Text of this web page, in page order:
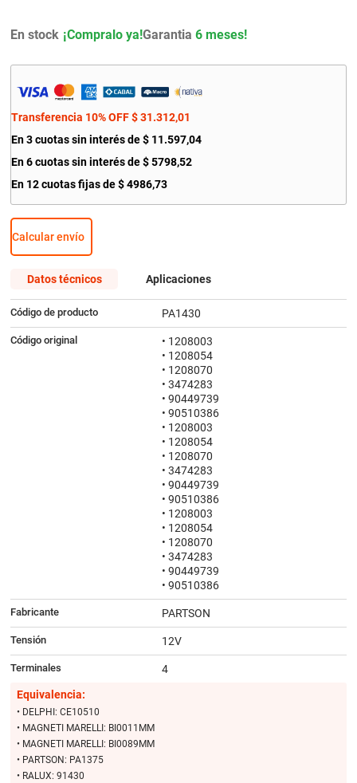
En stock Garantia 6 meses!
Transferencia 10% OFF $ 31.312,01
En 3 cuotas sin interés de $ 11.597,04
En 6 cuotas sin interés de$ 5798,52
En 12 cuotas fijas de $ 4986,73
Calcular envío
Datos técnicos Aplicaciones
Código de producto PA1430
Código original
• 1208003
• 1208054
• 1208070
• 3474283
• 90449739
• 90510386
• 1208003
• 1208054
• 1208070
• 3474283
• 90449739
• 90510386
• 1208003
• 1208054
• 1208070
• 3474283
• 90449739
• 90510386
Fabricante PARTSON
Tensión 12V
Terminales
4
Equivalencia:
• DELPHI: CE10510
• MAGNETI MARELLI: BI0011MM
• MAGNETI MARELLI: BI0089MM
• PARTSON: PA1375
• RALUX: 91430
10 . citroen c4